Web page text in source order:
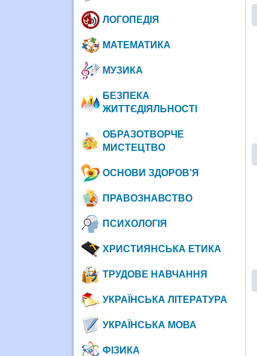
ЛОГОПЕДІЯ
МАТЕМАТИКА
МУЗИКА
БЕЗПЕКА
ЖИТТЄДІЯЛЬНОСТІ
ОБРАЗОТВОРЧЕ
МИСТЕЦТВО
ОСНОВИ ЗДОРОВ’Я
ПРАВОЗНАВСТВО
ПСИХОЛОГІЯ
ХРИСТИЯНСЬКА ЕТИКА
ТРУДОВЕ НАВЧАННЯ
УКРАЇНСЬКА ЛІТЕРАТУРА
УКРАЇНСЬКА МОВА
ФІЗИКА